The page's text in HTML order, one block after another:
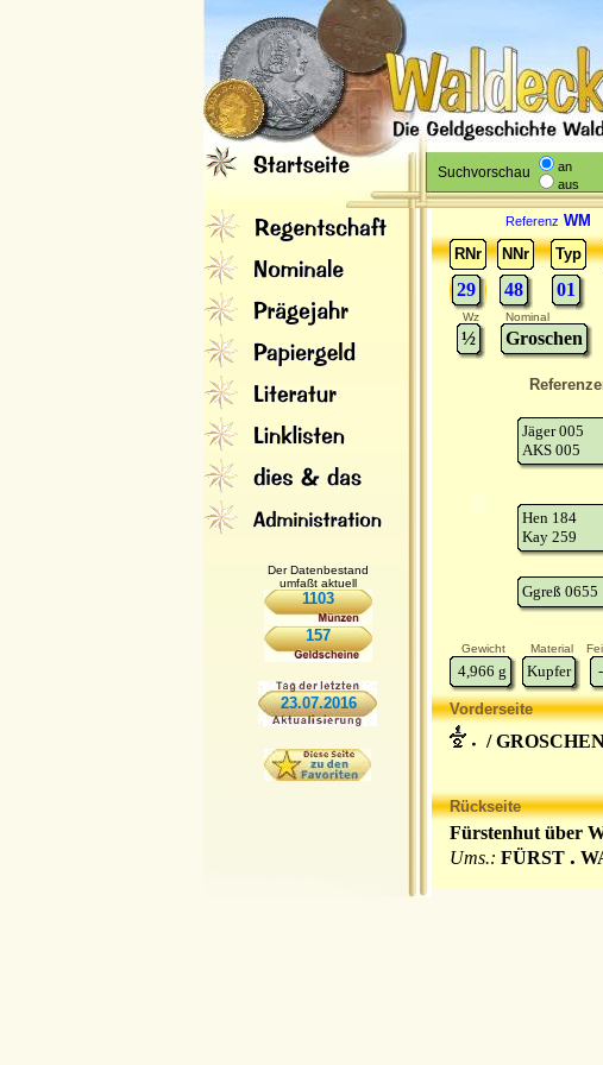
Suchvorschau
an
aus
Der Datenbestand
umfaßt aktuell
1103
157
23.07.2016
Referenz WM
RNr
NNr Typ
29 48 01
Wz Nominal
½ Groschen
Jäger 005
AKS 005
Hen 184
Kay 259
Ggreß 0655
Gewicht Material
4,966 g Kupfer -
Vorderseite
/
Rückseite
Fürstenhut über
Ums.: FÜRST .